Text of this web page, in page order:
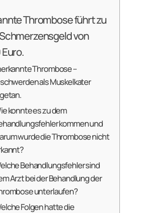
Thrombose führt zu
von
Thrombose –
als Muskelkater
konnte es zu dem
kommen und
wurde die Thrombose nicht
Behandlungsfehler sind
Arzt bei der Behandlung der
unterlaufen?
Folgen hatte die